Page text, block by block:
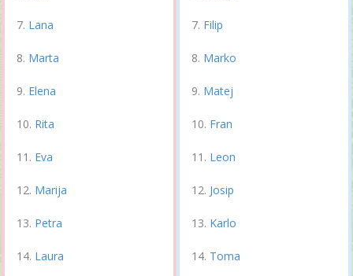
Lana
Marta
Elena
Rita
Eva
Marija
Petra
Laura
Filip
Marko
Matej
Fran
Leon
Josip
Karlo
Toma